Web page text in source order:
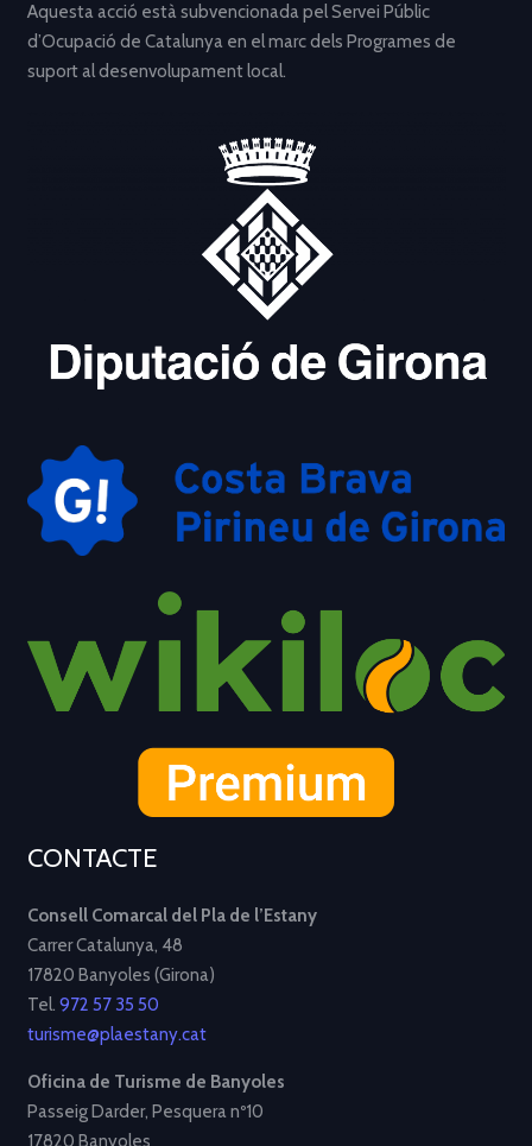
Aquesta acció està subvencionada pel Servei Públic
d’Ocupació de Catalunya en el marc dels Programes de
suport al desenvolupament local.
CONTACTE
Consell Comarcal del Pla de l’Estany
Carrer Catalunya, 48
17820 Banyoles (Girona)
Tel. 972 57 35 50
turisme@plaestany.cat
Oficina de Turisme de Banyoles
Passeig Darder, Pesquera nº10
17820 Banyoles